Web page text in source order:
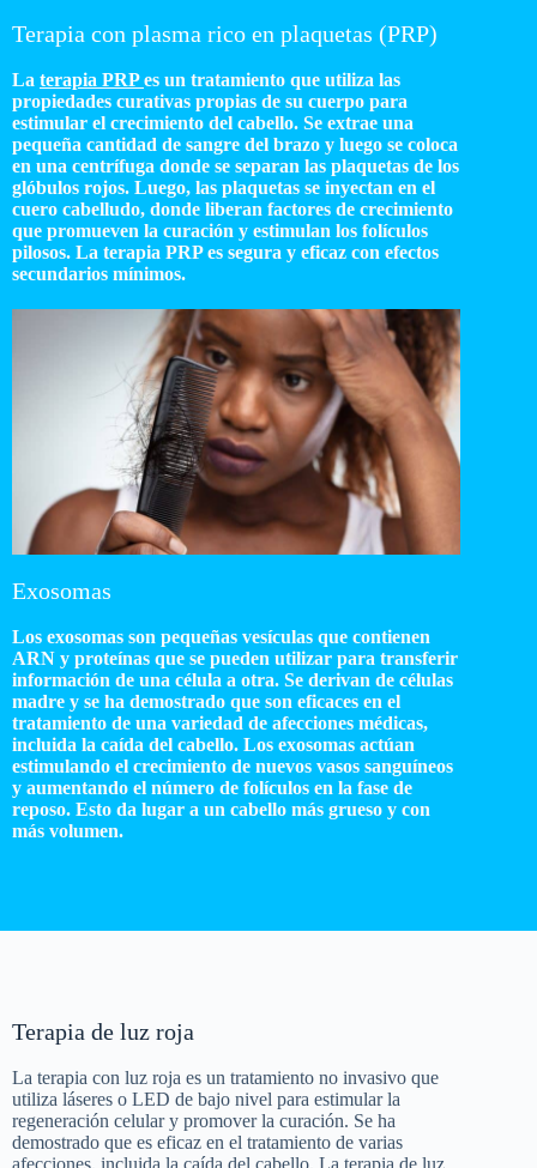
Terapia con plasma rico en plaquetas (PRP)
La terapia PRP es un tratamiento que utiliza las
propiedades curativas propias de su cuerpo para
estimular el crecimiento del cabello. Se extrae una
pequeña cantidad de sangre del brazo y luego se coloca
en una centrífuga donde se separan las plaquetas de los
glóbulos rojos. Luego, las plaquetas se inyectan en el
cuero cabelludo, donde liberan factores de crecimiento
que promueven la curación y estimulan los folículos
pilosos. La terapia PRP es segura y eficaz con efectos
secundarios mínimos.
Exosomas
Los exosomas son pequeñas vesículas que contienen
ARN y proteínas que se pueden utilizar para transferir
información de una célula a otra. Se derivan de células
madre y se ha demostrado que son eficaces en el
tratamiento de una variedad de afecciones médicas,
incluida la caída del cabello. Los exosomas actúan
estimulando el crecimiento de nuevos vasos sanguíneos
y aumentando el número de folículos en la fase de
reposo. Esto da lugar a un cabello más grueso y con
más volumen.
Terapia de luz roja
La terapia con luz roja es un tratamiento no invasivo que
utiliza láseres o LED de bajo nivel para estimular la
regeneración celular y promover la curación. Se ha
demostrado que es eficaz en el tratamiento de varias
afecciones, incluida la caída del cabello. La terapia de luz